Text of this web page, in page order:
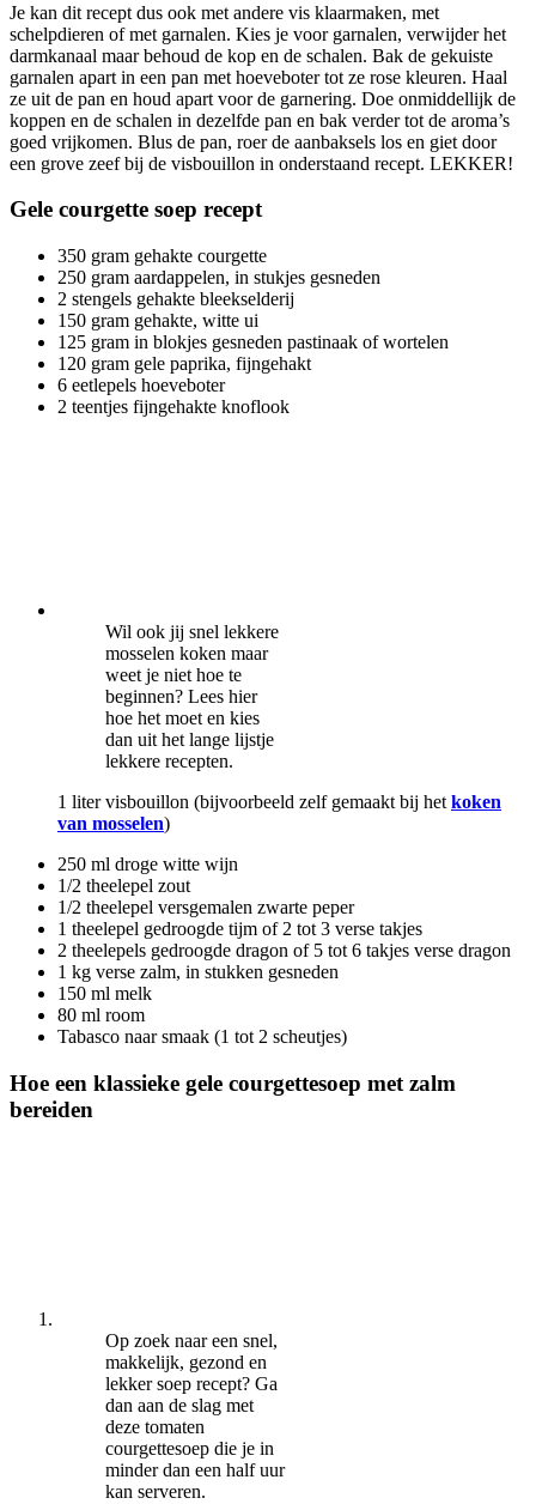
Je kan dit recept dus ook met andere vis klaarmaken, met
schelpdieren of met garnalen. Kies je voor garnalen, verwijder het
darmkanaal maar behoud de kop en de schalen. Bak de gekuiste
garnalen apart in een pan met hoeveboter tot ze rose kleuren. Haal
ze uit de pan en houd apart voor de garnering. Doe onmiddellijk de
koppen en de schalen in dezelfde pan en bak verder tot de aroma’s
goed vrijkomen. Blus de pan, roer de aanbaksels los en giet door
een grove zeef bij de visbouillon in onderstaand recept. LEKKER!
Gele courgette soep recept
350 gram gehakte courgette
250 gram aardappelen, in stukjes gesneden
2 stengels gehakte bleekselderij
150 gram gehakte, witte ui
125 gram in blokjes gesneden pastinaak of wortelen
120 gram gele paprika, fijngehakt
6 eetlepels hoeveboter
2 teentjes fijngehakte knoflook
Wil ook jij snel lekkere
mosselen koken maar
weet je niet hoe te
beginnen? Lees hier
hoe het moet en kies
dan uit het lange lijstje
lekkere recepten.
1 liter visbouillon (bijvoorbeeld zelf gemaakt bij het koken
van mosselen)
250 ml droge witte wijn
1/2 theelepel zout
1/2 theelepel versgemalen zwarte peper
1 theelepel gedroogde tijm of 2 tot 3 verse takjes
2 theelepels gedroogde dragon of 5 tot 6 takjes verse dragon
1 kg verse zalm, in stukken gesneden
150 ml melk
80 ml room
Tabasco naar smaak (1 tot 2 scheutjes)
Hoe een klassieke gele courgettesoep met zalm
bereiden
Op zoek naar een snel,
makkelijk, gezond en
lekker soep recept? Ga
dan aan de slag met
deze tomaten
courgettesoep die je in
minder dan een half uur
kan serveren.